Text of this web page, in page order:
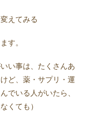
えてみる
す。
い事は、たくさんあ
ど、薬・サプリ・運
でいる人がいたら、
くても）